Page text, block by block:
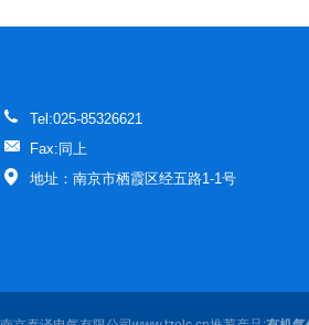
Tel:025-85326621
Fax:同上
地址：南京市栖霞区经五路1-1号